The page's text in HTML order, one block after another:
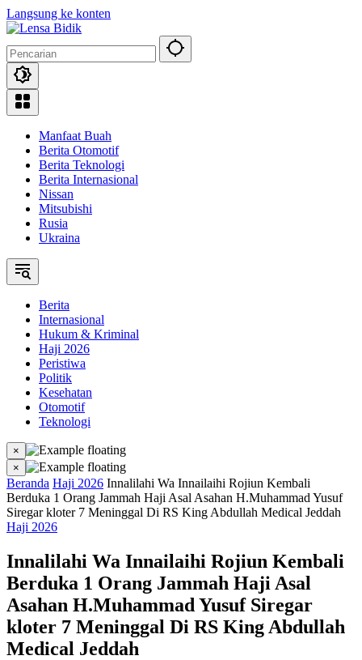
Langsung ke konten
Manfaat Buah
Berita Otomotif
Berita Teknologi
Berita Internasional
Nissan
Mitsubishi
Rusia
Ukraina
Berita
Internasional
Hukum & Kriminal
Haji 2026
Peristiwa
Politik
Kesehatan
Otomotif
Teknologi
×
×
Beranda Haji 2026 Innalilahi Wa Innailaihi Rojiun Kembali
Berduka 1 Orang Jammah Haji Asal Asahan H.Muhammad Yusuf
Siregar kloter 7 Meninggal Di RS King Abdullah Medical Jeddah
Haji 2026
Innalilahi Wa Innailaihi Rojiun Kembali
Berduka 1 Orang Jammah Haji Asal
Asahan H.Muhammad Yusuf Siregar
kloter 7 Meninggal Di RS King Abdullah
Medical Jeddah